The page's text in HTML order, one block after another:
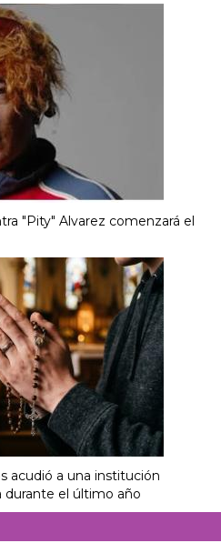
"Pity" Alvarez comenzará el
acudió a una institución
durante el último año